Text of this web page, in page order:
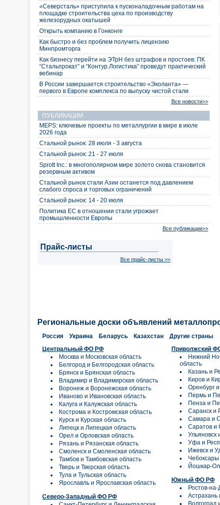
«Северсталь» приступила к пусконаладочным работам на
площадке строительства цеха по производству
железорудных окатышей
Открыть компанию в Гонконге
Как быстро и без проблем получить лицензию
Минпромторга
Как бизнесу перейти на ЭТрН без штрафов и простоев: ПК
“Стальпрокат” и “Контур.Логистика” проведут практический
вебинар
В России завершается строительство «Эколанта» —
первого в Европе комплекса по выпуску чистой стали
Все новости>>
ПУБЛИКАЦИИ
MEPS: ключевые проекты по металлургии в мире в июле
2026 года
Стальной рынок: 28 июля - 3 августа
Стальной рынок: 21 - 27 июля
Sprott Inc.: в многополярном мире золото снова становится
резервным активом
Стальной рынок стали Азии останется под давлением
слабого спроса и торговых ограничений
Стальной рынок: 14 - 20 июля
Политика ЕС в отношении стали угрожает
промышленности Европы
Все публикации>>
Прайс-листы
Все прайс-листы >>
Региональные доски объявлений
Россия Украина Беларусь Казахстан
Другие страны
Центральный ФО РФ
Москва и Московская область
Белгород и Белгородская область
Брянск и Брянская область
Владимир и Владимирская область
Воронеж и Воронежская область
Иваново и Ивановская область
Калуга и Калужская область
Кострома и Костромская область
Курск и Курская область
Липецк и Липецкая область
Орел и Орловская область
Рязань и Рязанская область
Смоленск и Смоленская область
Тамбов и Тамбовская область
Тверь и Тверская область
Тула и Тульская область
Ярославль и Ярославская область
Северо-Западный ФО РФ
Приволжский
Нижний
область
Казань и
Киров и
Оренбург
Пермь и
Пенза и
Саранск и
Самара и
Саратов и
Ульяновск
Уфа и
Ижевск и
Чебоксары
Йошкар-
Южный ФО РФ
Ростов-на-
Астрахань
Волгоград